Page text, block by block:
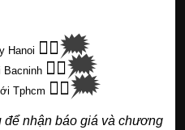
Hanoi 👉🏽🗯
Bacninh 👉🏽🗯
Tphcm 👉🏽🗯
nhận báo giá và chương